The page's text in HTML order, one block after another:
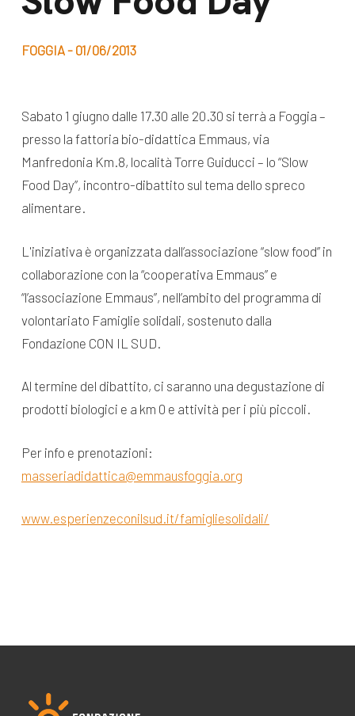
FOGGIA - 01/06/2013
Sabato 1 giugno dalle 17.30 alle 20.30 si terrà a Foggia –
presso la fattoria bio-didattica Emmaus, via
Manfredonia Km.8, località Torre Guiducci – lo “Slow
Food Day”, incontro-dibattito sul tema dello spreco
alimentare.
L'iniziativa è organizzata dall’associazione “slow food” in
collaborazione con la “cooperativa Emmaus” e
“l’associazione Emmaus”, nell’ambito del programma di
volontariato Famiglie solidali, sostenuto dalla
Fondazione CON IL SUD.
Al termine del dibattito, ci saranno una degustazione di
prodotti biologici e a km 0 e attività per i più piccoli.
Per info e prenotazioni:
masseriadidattica@emmausfoggia.org
www.esperienzeconilsud.it/famigliesolidali/
Bilancio di
News e
appuntamenti
News
Appuntamenti
dal Sud
pubblicazioni
Docufilm
Videomagazine
Seguici sui social: